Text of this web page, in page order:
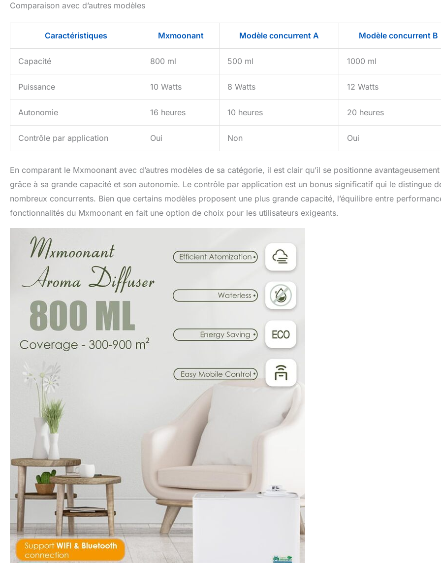
Comparaison avec d’autres modèles
Caractéristiques Mxmoonant Modèle concurrent A Modèle concurrent B
Capacité 800 ml 500 ml 1000 ml
Puissance 10 Watts 8 Watts 12 Watts
Autonomie 16 heures 10 heures 20 heures
Contrôle par application Oui Non Oui
En comparant le Mxmoonant avec d’autres modèles de sa catégorie, il est clair qu’il se positionne avantageusement
grâce à sa grande capacité et son autonomie. Le contrôle par application est un bonus significatif qui le distingue
nombreux concurrents. Bien que certains modèles proposent une plus grande capacité, l’équilibre entre
fonctionnalités du Mxmoonant en fait une option de choix pour les utilisateurs exigeants.